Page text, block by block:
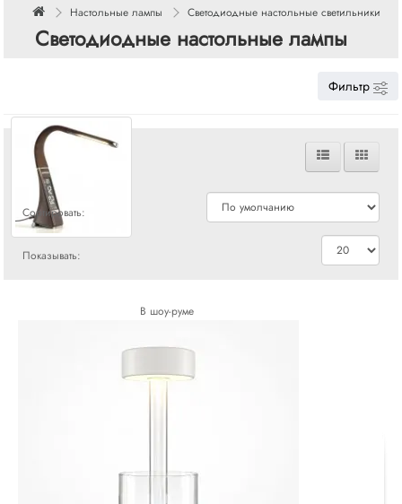
Настольные лампы Светодиодные настольные светильники
Светодиодные настольные лампы
Фильтр
Сравнения
Сортировать:
Показывать:
В шоу-руме